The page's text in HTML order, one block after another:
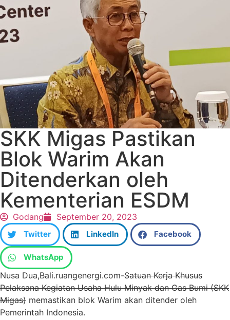
SKK Migas Pastikan
Blok Warim Akan
Ditenderkan oleh
Kementerian ESDM
Godang September 20, 2023
Twitter LinkedIn Facebook
WhatsApp
Nusa Dua,Bali.ruangenergi.com-Satuan Kerja Khusus
Pelaksana Kegiatan Usaha Hulu Minyak dan Gas Bumi (SKK
Migas) memastikan blok Warim akan ditender oleh
Pemerintah Indonesia.